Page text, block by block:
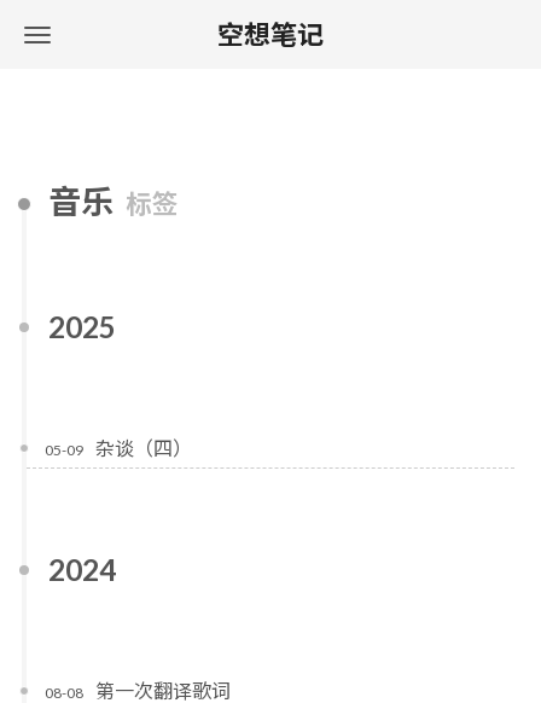
空想笔记
音乐 标签
2025
05-09 杂谈（四）
2024
08-08 第一次翻译歌词